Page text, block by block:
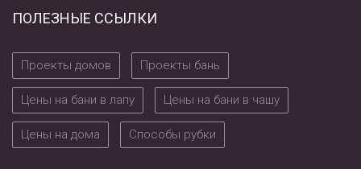
ПОЛЕЗНЫЕ ССЫЛКИ
Проекты домов Проекты бань
Цены на бани в лапу Цены на бани в чашу
Цены на дома Способы рубки